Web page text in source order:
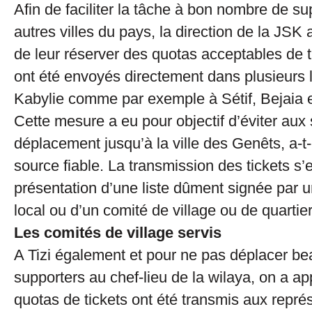
Afin de faciliter la tâche à bon nombre de
autres villes du pays, la direction de la JSK
de leur réserver des quotas acceptables de
ont été envoyés directement dans plusieurs
Kabylie comme par exemple à Sétif, Bejaia
Cette mesure a eu pour objectif d’éviter aux
déplacement jusqu’à la ville des Genêts, a-
source fiable. La transmission des tickets
présentation d’une liste dûment signée par
local ou d’un comité de village ou de
Les comités de village servis
A Tizi également et pour ne pas déplacer
supporters au chef-lieu de la wilaya, on a
quotas de tickets ont été transmis aux